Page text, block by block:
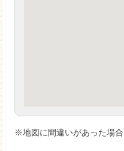
※地図に間違いがあった場